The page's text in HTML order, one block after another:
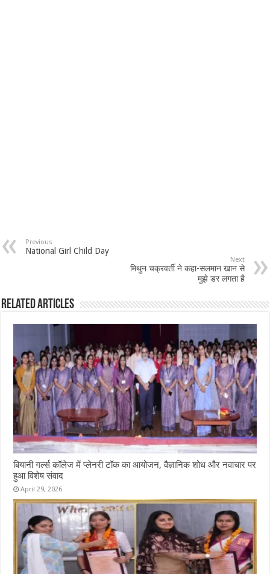
Previous
National Girl Child Day
Next
मिथुन चक्रवर्ती ने कहा-सलमान खान से
मुझे डर लगता है
Related Articles
बियानी गर्ल्स कॉलेज में प्लेनरी टॉक का आयोजन, वैज्ञानिक शोध और नवाचार पर
हुआ विशेष संवाद
April 29, 2026